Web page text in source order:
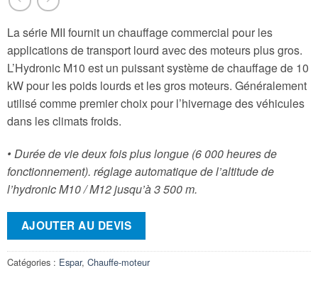
La série MII fournit un chauffage commercial pour les
applications de transport lourd avec des moteurs plus gros.
L’Hydronic M10 est un puissant système de chauffage de 10
kW pour les poids lourds et les gros moteurs. Généralement
utilisé comme premier choix pour l’hivernage des véhicules
dans les climats froids.
• Durée de vie deux fois plus longue (6 000 heures de
fonctionnement). réglage automatique de l’altitude de
l’hydronic M10 / M12 jusqu’à 3 500 m.
AJOUTER AU DEVIS
Catégories : Espar, Chauffe-moteur